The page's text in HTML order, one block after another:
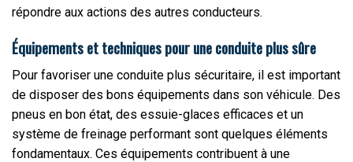
répondre aux actions des autres conducteurs.
Équipements et techniques pour une conduite plus sûre
Pour favoriser une conduite plus sécuritaire, il est important
de disposer des bons équipements dans son véhicule. Des
pneus en bon état, des essuie-glaces efficaces et un
système de freinage performant sont quelques éléments
fondamentaux. Ces équipements contribuent à une